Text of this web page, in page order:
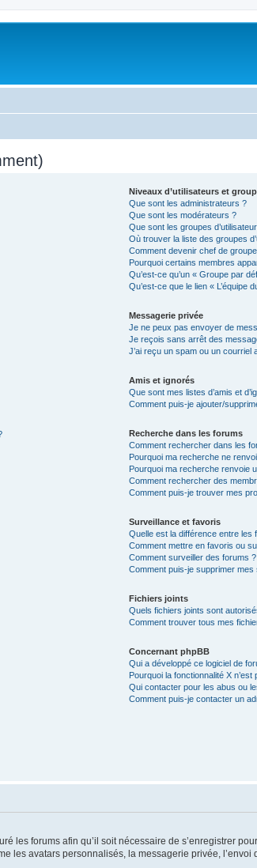
Niveaux d’utilisateurs et
Que sont les administrateurs ?
Que sont les modérateurs ?
Que sont les groupes
Où trouver la liste des groupes
Comment devenir chef de
Pourquoi certains membres
Qu’est-ce qu’un « Groupe par
Qu’est-ce que le lien « L’équipe
Messagerie privée
Je ne peux pas envoyer de
Je reçois sans arrêt des
J’ai reçu un spam ou un courriel
Amis et ignorés
Que sont mes listes d’amis et
Comment puis-je ajouter/
Recherche dans les forums
Comment rechercher dans les
Pourquoi ma recherche ne
Pourquoi ma recherche renvoie
Comment rechercher des
Comment puis-je trouver mes
Surveillance et favoris
Quelle est la différence entre les
Comment mettre en favoris ou
Comment surveiller des forums ?
Comment puis-je supprimer
Fichiers joints
Quels fichiers joints sont
Comment trouver tous mes
Concernant phpBB
Qui a développé ce logiciel de
Pourquoi la fonctionnalité X n’est
Qui contacter pour les abus ou
Comment puis-je contacter un
les forums afin qu’il soit nécessaire de s’enregistrer
les avatars personnalisés, la messagerie privée,